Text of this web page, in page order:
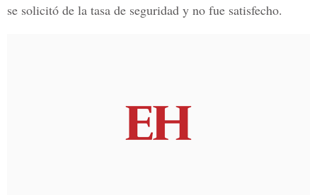
se solicitó de la tasa de seguridad y no fue satisfecho.